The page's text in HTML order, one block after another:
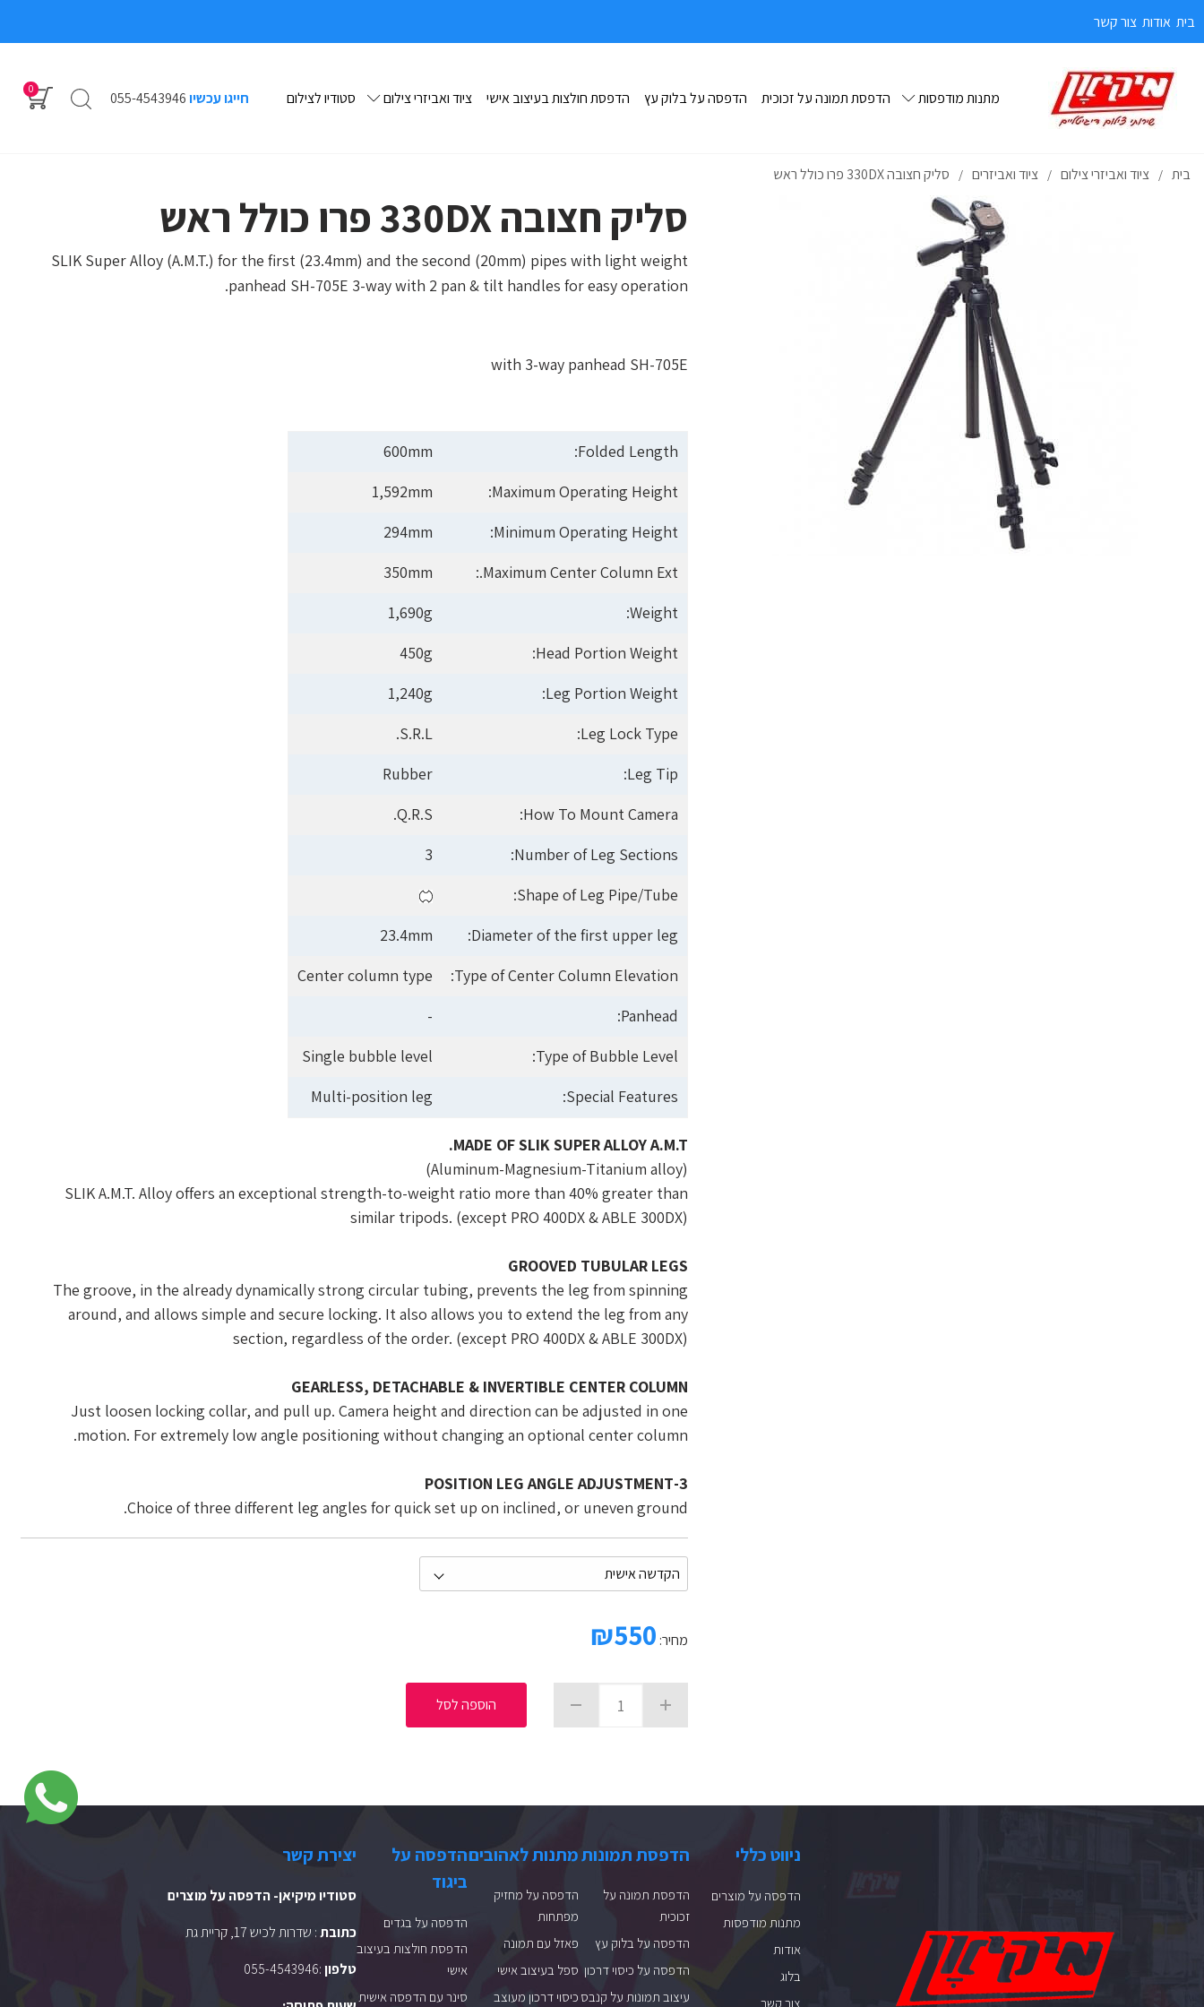
בית אודות צור קשר
מתנות מודפסות הדפסת תמונה על זכוכית הדפסה על בלוק עץ הדפסת חולצות בעיצוב אישי ציוד ואביזרי צילום סטודיו לצילום 0 חייגו עכשיו055-4543946
בית / ציוד ואביזרי צילום / ציוד ואביזרים / סליק חצובה 330DX פרו כולל ראש
סליק חצובה 330DX פרו כולל ראש
SLIK Super Alloy (A.M.T.) for the first (23.4mm) and the second (20mm) pipes with light weight
panhead SH-705E 3-way with 2 pan & tilt handles for easy operation.
with 3-way panhead SH-705E
Folded Length:
600mm
Maximum Operating Height:
1,592mm
Minimum Operating Height:
294mm
Maximum Center Column Ext.:
350mm
Weight:
1,690g
Head Portion Weight:
450g
Leg Portion Weight:
1,240g
Leg Lock Type:
S.R.L.
Leg Tip:
Rubber
How To Mount Camera:
Q.R.S.
Number of Leg Sections:
3
Shape of Leg Pipe/Tube:
Diameter of the first upper leg:
23.4mm
Type of Center Column Elevation:
Center column type
Panhead:
-
Type of Bubble Level:
Single bubble level
Special Features:
Multi-position leg
MADE OF SLIK SUPER ALLOY A.M.T.
(Aluminum-Magnesium-Titanium alloy)
SLIK A.M.T. Alloy offers an exceptional strength-to-weight ratio more than 40% greater than
similar tripods. (except PRO 400DX & ABLE 300DX)
GROOVED TUBULAR LEGS
The groove, in the already dynamically strong circular tubing, prevents the leg from spinning
around, and allows simple and secure locking. It also allows you to extend the leg from any
section, regardless of the order. (except PRO 400DX & ABLE 300DX)
GEARLESS, DETACHABLE & INVERTIBLE CENTER COLUMN
Just loosen locking collar, and pull up. Camera height and direction can be adjusted in one
motion. For extremely low angle positioning without changing an optional center column.
3-POSITION LEG ANGLE ADJUSTMENT
Choice of three different leg angles for quick set up on inclined, or uneven ground.
מחיר: ₪550
הוספה לסל
ניווט כללי
הדפסה על מוצרים
מתנות מודפסות
אודות
בלוג
צור קשר
הדפסת תמונות
הדפסת תמונה על
זכוכית
הדפסה על בלוק עץ
הדפסה על כיסוי דרכון
עיצוב תמונות על קנבס
מתנות לאהובים
הדפסה על מחזיק
מפתחות
פאזל עם תמונה
ספל בעיצוב אישי
כיסוי דרכון מעוצב
הדפסה על
ביגוד
הדפסה על בגדים
הדפסת חולצות בעיצוב
אישי
סינר עם הדפסה אישית
יצירת קשר
סטודיו מיקיאן- הדפסה על מוצרים
כתובת: שדרות לכיש 17, קריית גת
טלפון:
055-4543946